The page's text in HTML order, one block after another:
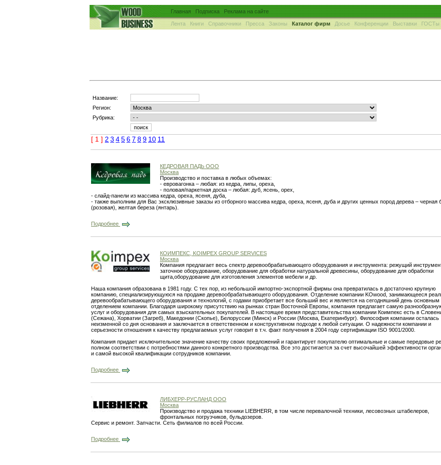
Главная Подписка Реклама на сайте
Лента Книги Справочники Пресса Законы Каталог фирм Досье Конференции Выставки ГОСТы
Название:
Регион:
Рубрика:
[ 1 ] 2 3 4567 89 10 11
КЕДРОВАЯ ПАДЬ ООО
Москва
Производство и поставка в любых объемах:
- евровагонка – любая: из кедра, липы, ореха,
- половая/паркетная доска – любая: дуб, ясень, орех,
- слайд-панели из массива кедра, ореха, ясеня, дуба,
- также выполним для Вас эксклюзивные заказы из отборного массива кедра, ореха, ясеня, дуба и других ценных пород дерева – черная
(розовая), желтая береза (янтарь).
Подробнее
КОИМПЕКС, KOIMPEX GROUP SERVICES
Москва
Компания предлагает весь спектр деревообрабатывающего оборудования и инструмента: режущий
заточное оборудование, оборудование для обработки натуральной древесины, оборудование для обработки
щита,оборудование для изготовления элементов мебели и др.
Наша компания образована в 1981 году. С тех пор, из небольшой импортно-экспортной фирмы она превратилась в достаточно крупную
компанию, специализирующуюся на продаже деревообрабатывающего оборудования. Отделение компании KOwood, занимающееся
деревообрабатывающего оборудования и технологий, с годами приобретает все больший вес и является на сегодняшний день основным
отделением компании. Благодаря широкому присутствию на рынках стран Восточной Европы, компания предлагает самую
услуг и оборудования для самых взыскательных покупателей. В настоящее время представительства компании Коимпекс есть в
(Сежана), Хорватии (Загреб), Македонии (Скопье), Белоруссии (Минск) и России (Москва, Екатеринбург). Философия компании осталась
неизменной со дня основания и заключается в ответственном и конструктивном подходе к любой ситуации. О надежности компании и
серьезности отношения к качеству предлагаемых услуг говорит в т.ч. факт получения в 2004 году сертификации ISO 9001/2000.
Компания придает исключительное значение качеству своих предложений и гарантирует покупателю оптимальные и самые передовые
полном соответствии с потребностями данного конкретного производства. Все это достигается за счет высочайшей эффективности
и самой высокой квалификации сотрудников компании.
Подробнее
ЛИБХЕРР-РУСЛАНД ООО
Москва
Производство и продажа техники LIEBHERR, в том числе перевалочной техники, лесовозных штабелеров,
фронтальных погрузчиков, бульдозеров.
Сервис и ремонт. Запчасти. Сеть филиалов по всей России.
Подробнее